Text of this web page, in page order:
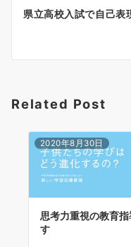
ン
県立高校入試で自己表
Related Post
2020年8月30日
思考力重視の教育
す